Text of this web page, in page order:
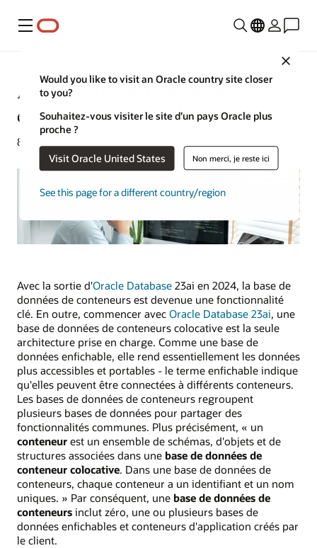
Menu
Would you like to visit an Oracle country site closer
to you?
Souhaitez-vous visiter le site d’un pays Oracle plus
proche ?
Visit Oracle United States Non merci, je reste ici
See this page for a different country/region
A quoi sert une base de données
en conteneur ?
8 août 2023
Avec la sortie d'Oracle Database 23ai en 2024, la base de
données de conteneurs est devenue une fonctionnalité
clé. En outre, commencer avec Oracle Database 23ai, une
base de données de conteneurs colocative est la seule
architecture prise en charge. Comme une base de
données enfichable, elle rend essentiellement les données
plus accessibles et portables - le terme enfichable indique
qu'elles peuvent être connectées à différents conteneurs.
Les bases de données de conteneurs regroupent
plusieurs bases de données pour partager des
fonctionnalités communes. Plus précisément, « un
conteneur est un ensemble de schémas, d'objets et de
structures associées dans une base de données de
conteneur colocative. Dans une base de données de
conteneurs, chaque conteneur a un identifiant et un nom
uniques. » Par conséquent, une base de données de
conteneurs inclut zéro, une ou plusieurs bases de
données enfichables et conteneurs d'application créés par
le client.